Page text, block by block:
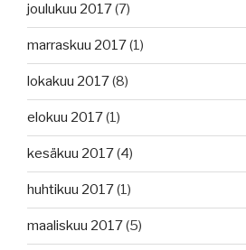
joulukuu 2017(7)
marraskuu 2017(1)
lokakuu 2017(8)
elokuu 2017(1)
kesäkuu 2017(4)
huhtikuu 2017(1)
maaliskuu 2017(5)